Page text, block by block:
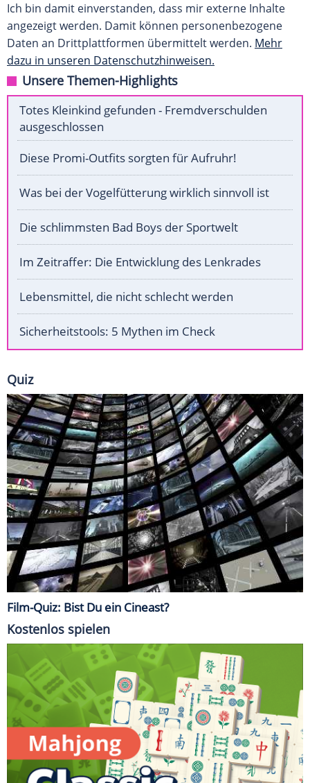
Ich bin damit einverstanden, dass mir externe Inhalte
angezeigt werden. Damit können personenbezogene
Daten an Drittplattformen übermittelt werden. Mehr
dazu in unseren Datenschutzhinweisen.
Unsere Themen-Highlights
Totes Kleinkind gefunden - Fremdverschulden
ausgeschlossen
Diese Promi-Outfits sorgten für Aufruhr!
Was bei der Vogelfütterung wirklich sinnvoll ist
Die schlimmsten Bad Boys der Sportwelt
Im Zeitraffer: Die Entwicklung des Lenkrades
Lebensmittel, die nicht schlecht werden
Sicherheitstools: 5 Mythen im Check
Quiz
Film-Quiz: Bist Du ein Cineast?
Kostenlos spielen